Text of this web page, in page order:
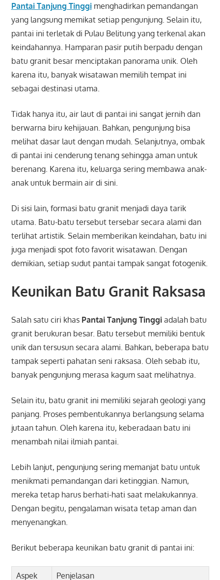
Pantai Tanjung Tinggimenghadirkan pemandangan
yang langsung memikat setiap pengunjung. Selain itu,
pantai ini terletak di Pulau Belitung yang terkenal akan
keindahannya. Hamparan pasir putih berpadu dengan
batu granit besar menciptakan panorama unik. Oleh
karena itu, banyak wisatawan memilih tempat ini
sebagai destinasi utama.
Tidak hanya itu, air laut di pantai ini sangat jernih dan
berwarna biru kehijauan. Bahkan, pengunjung bisa
melihat dasar laut dengan mudah. Selanjutnya, ombak
di pantai ini cenderung tenang sehingga aman untuk
berenang. Karena itu, keluarga sering membawa anak-
anak untuk bermain air di sini.
Di sisi lain, formasi batu granit menjadi daya tarik
utama. Batu-batu tersebut tersebar secara alami dan
terlihat artistik. Selain memberikan keindahan, batu ini
juga menjadi spot foto favorit wisatawan. Dengan
demikian, setiap sudut pantai tampak sangat fotogenik.
Keunikan Batu Granit Raksasa
Salah satu ciri khas Pantai Tanjung Tinggiadalah batu
granit berukuran besar. Batu tersebut memiliki bentuk
unik dan tersusun secara alami. Bahkan, beberapa batu
tampak seperti pahatan seni raksasa. Oleh sebab itu,
banyak pengunjung merasa kagum saat melihatnya.
Selain itu, batu granit ini memiliki sejarah geologi yang
panjang. Proses pembentukannya berlangsung selama
jutaan tahun. Oleh karena itu, keberadaan batu ini
menambah nilai ilmiah pantai.
Lebih lanjut, pengunjung sering memanjat batu untuk
menikmati pemandangan dari ketinggian. Namun,
mereka tetap harus berhati-hati saat melakukannya.
Dengan begitu, pengalaman wisata tetap aman dan
menyenangkan.
Berikut beberapa keunikan batu granit di pantai ini:
Aspek Penjelasan